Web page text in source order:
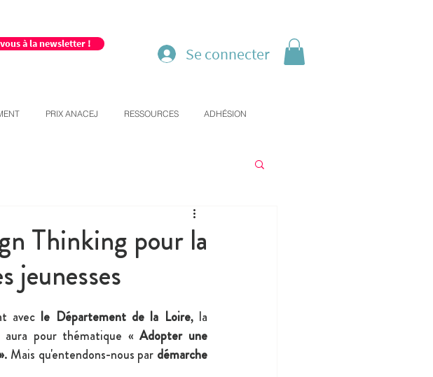
à la newsletter !
Se connecter
PRIX ANACEJ RESSOURCES ADHÉSION
Thinking pour la
jeunesses
avec le Département de la Loire
pour thématique « Adopter une
. Mais qu'entendons-nous par démarche